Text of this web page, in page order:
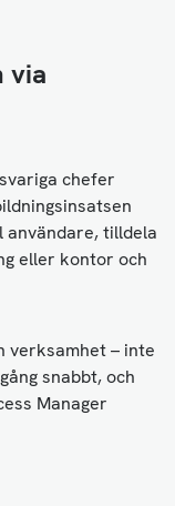
via
chefer
användare, tilldela
eller kontor och
verksamhet – inte
snabbt, och
Manager